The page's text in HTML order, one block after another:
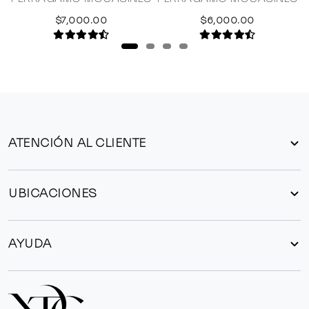
$7,000.00 $6,000.00
ATENCIÓN AL CLIENTE
UBICACIONES
AYUDA